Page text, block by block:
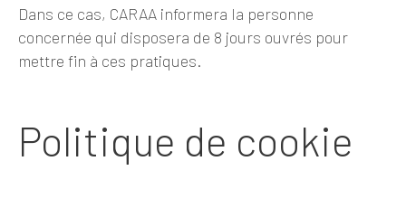
Dans ce cas, CARAA informera la personne
concernée qui disposera de 8 jours ouvrés pour
mettre fin à ces pratiques.
Politique de cookie